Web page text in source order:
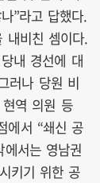
”라고 답했다.
내비친 셈이다.
내 경선에 대
러나 당원 비
역 의원 등
에서 “쇄신 공
서는 영남권
키기 위한 공